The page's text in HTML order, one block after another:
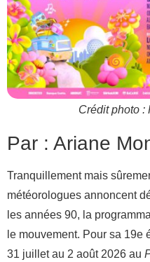
Crédit photo :
Par : Ariane
Tranquillement mais
météorologues annoncent
les années 90, la
le mouvement. Pour sa 19e
31 juillet au 2 août 2026 au